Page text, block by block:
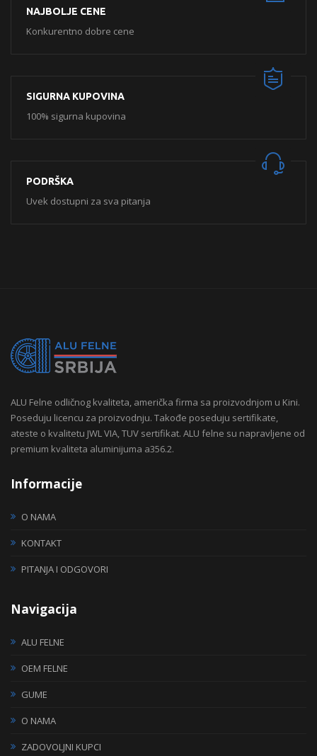
NAJBOLJE CENE
Konkurentno dobre cene
SIGURNA KUPOVINA
100% sigurna kupovina
PODRŠKA
Uvek dostupni za sva pitanja
ALU Felne odličnog kvaliteta, američka firma sa proizvodnjom u Kini.
Poseduju licencu za proizvodnju. Takođe poseduju sertifikate,
ateste o kvalitetu JWL VIA, TUV sertifikat. ALU felne su napravljene od
premium kvaliteta aluminijuma a356.2.
Informacije
O NAMA
KONTAKT
PITANJA I ODGOVORI
Navigacija
ALU FELNE
OEM FELNE
GUME
O NAMA
ZADOVOLJNI KUPCI